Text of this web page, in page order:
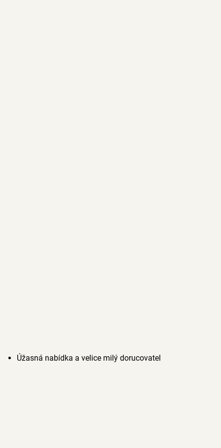
Úžasná nabídka a velice milý dorucovatel